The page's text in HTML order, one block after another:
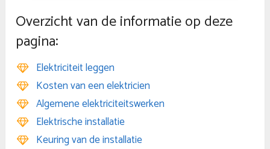
Overzicht van de informatie op deze
pagina:
Elektriciteit leggen
Kosten van een elektricien
Algemene elektriciteitswerken
Elektrische installatie
Keuring van de installatie